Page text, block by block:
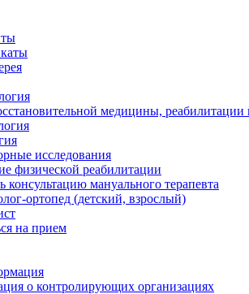
медицины, реабилитации
исследования
физической реабилитации
консультацию мануального терапевта
ортопед (детский, взрослый)
на прием
о контролирующих организациях